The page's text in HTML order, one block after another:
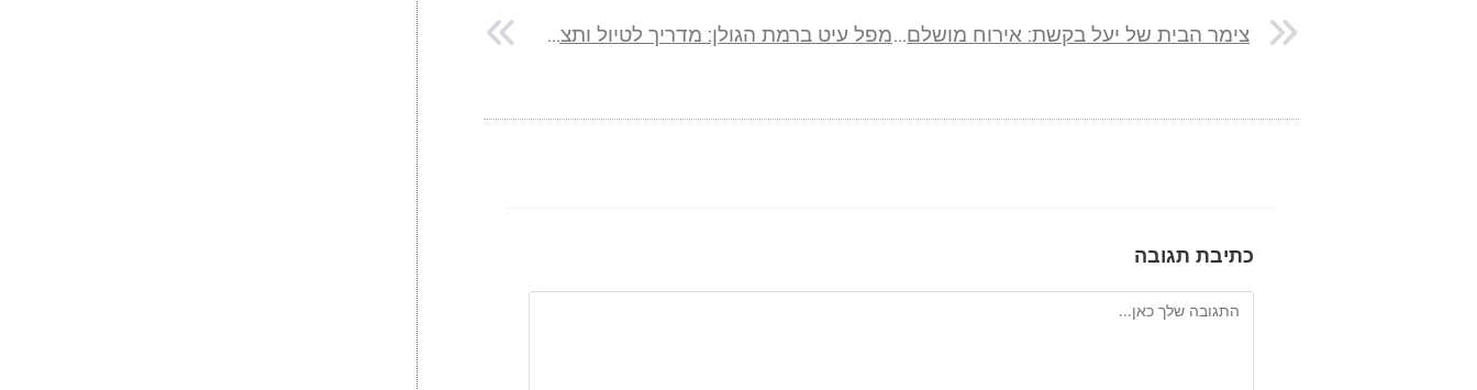
צימר הבית של יעל בקשת: אירוח מושלם למשפחות גדולות מפל עיט ברמת הגולן: מדריך לטיול ותצפית עמודי הבזלת
כתיבת תגובה